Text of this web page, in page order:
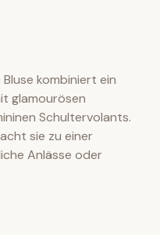
kombiniert ein
glamourösen
Schultervolants.
sie zu einer
Anlässe oder